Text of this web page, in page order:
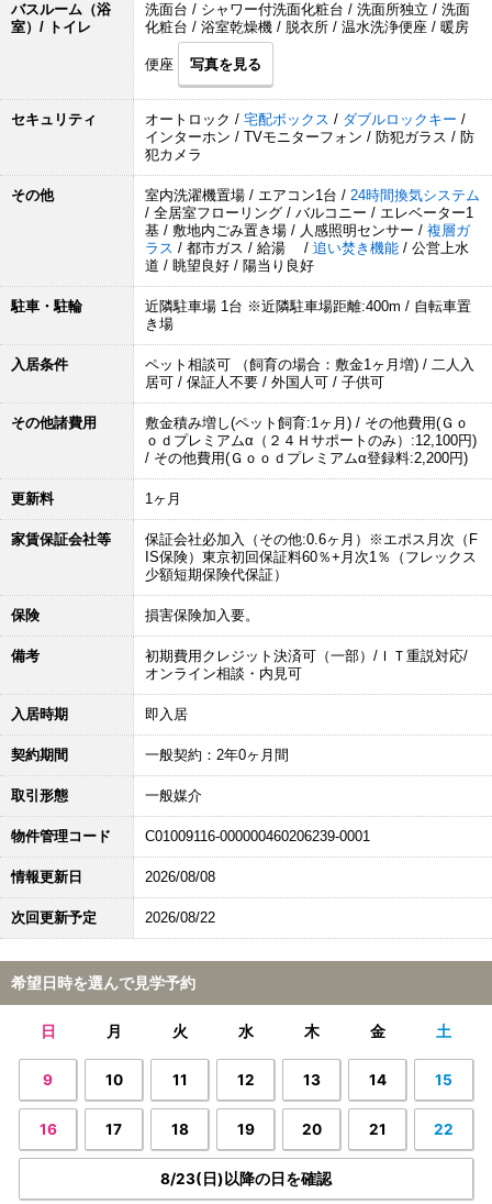
バスルーム（浴
室）/ トイレ
洗面台 / シャワー付洗面化粧台 / 洗面所独立 / 洗面
化粧台 / 浴室乾燥機 / 脱衣所 / 温水洗浄便座 / 暖房
便座 写真を見る
セキュリティ オートロック / 宅配ボックス / ダブルロックキー /
インターホン / TVモニターフォン / 防犯ガラス / 防
犯カメラ
その他 室内洗濯機置場 / エアコン1台 / 24時間換気システム
/ 全居室フローリング / バルコニー / エレベーター1
基 / 敷地内ごみ置き場 / 人感照明センサー / 複層ガ
ラス / 都市ガス / 給湯 / 追い焚き機能 / 公営上水
道 / 眺望良好 / 陽当り良好
駐車・駐輪
近隣駐車場 1台 ※近隣駐車場距離:400m / 自転車置
き場
入居条件
ペット相談可 （飼育の場合：敷金1ヶ月増) / 二人入
居可 / 保証人不要 / 外国人可 / 子供可
その他諸費用
敷金積み増し(ペット飼育:1ヶ月) / その他費用(Ｇｏ
ｏｄプレミアムα（２４Ｈサポートのみ）:12,100円)
/ その他費用(Ｇｏｏｄプレミアムα登録料:2,200円)
更新料 1ヶ月
家賃保証会社等
保証会社必加入（その他:0.6ヶ月）※エポス月次（F
IS保険）東京初回保証料60％+月次1％（フレックス
少額短期保険代保証）
保険 損害保険加入要。
備考
初期費用クレジット決済可（一部）/ＩＴ重説対応/
オンライン相談・内見可
入居時期 即入居
契約期間 一般契約：2年0ヶ月間
取引形態 一般媒介
物件管理コード C01009116-000000460206239-0001
情報更新日 2026/08/08
次回更新予定 2026/08/22
希望日時を選んで見学予約
日 月 火 水 木 金 土
9 10 11 12 13 14 15
16 17 18 19 20 21 22
8/23(日)以降の日を確認